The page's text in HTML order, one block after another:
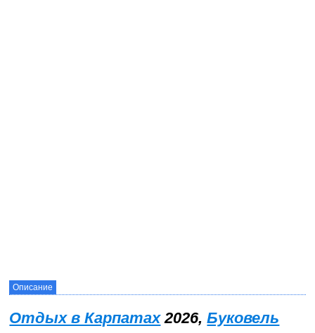
Описание
Отдых в Карпатах2026,Буковель